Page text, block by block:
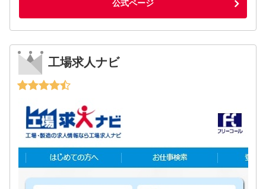
公式ページ
工場求人ナビ